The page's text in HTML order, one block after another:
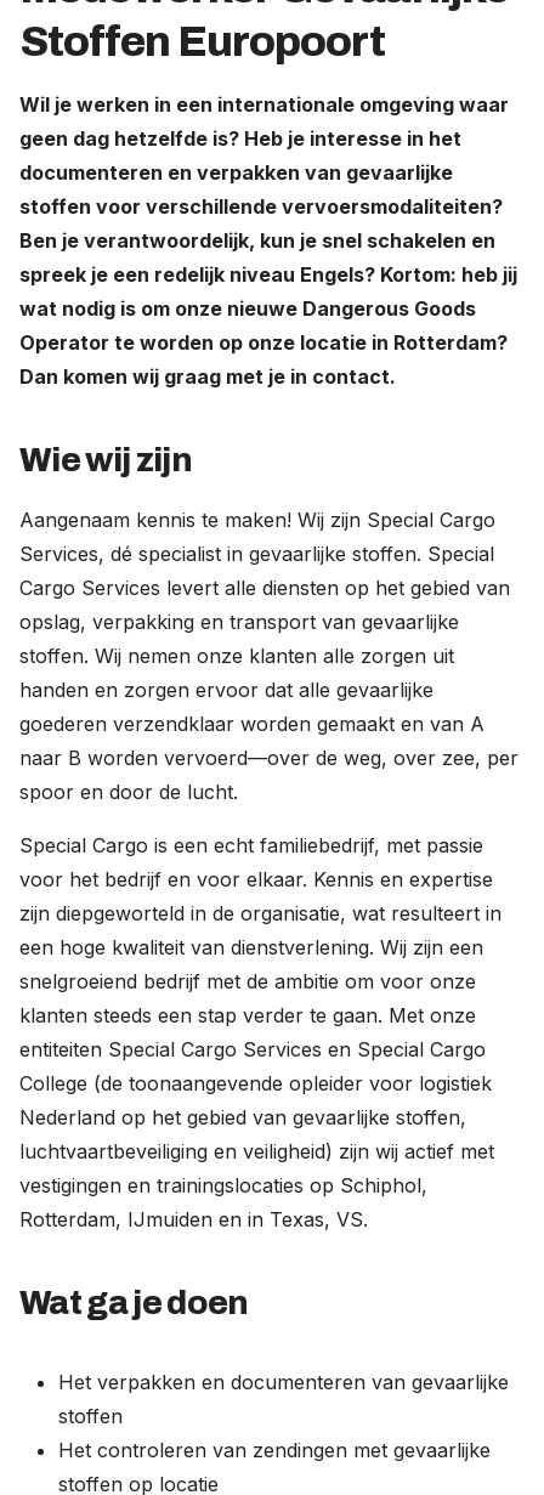
Stoffen Europoort
Wil je werken in een internationale omgeving waar
geen dag hetzelfde is? Heb je interesse in het
documenteren en verpakken van gevaarlijke
stoffen voor verschillende vervoersmodaliteiten?
Ben je verantwoordelijk, kun je snel schakelen en
spreek je een redelijk niveau Engels? Kortom: heb jij
wat nodig is om onze nieuwe Dangerous Goods
Operator te worden op onze locatie in Rotterdam?
Dan komen wij graag met je in contact.
Wie wij zijn
Aangenaam kennis te maken! Wij zijn Special Cargo
Services, dé specialist in gevaarlijke stoffen. Special
Cargo Services levert alle diensten op het gebied van
opslag, verpakking en transport van gevaarlijke
stoffen. Wij nemen onze klanten alle zorgen uit
handen en zorgen ervoor dat alle gevaarlijke
goederen verzendklaar worden gemaakt en van A
naar B worden vervoerd—over de weg, over zee, per
spoor en door de lucht.
Special Cargo is een echt familiebedrijf, met passie
voor het bedrijf en voor elkaar. Kennis en expertise
zijn diepgeworteld in de organisatie, wat resulteert in
een hoge kwaliteit van dienstverlening. Wij zijn een
snelgroeiend bedrijf met de ambitie om voor onze
klanten steeds een stap verder te gaan. Met onze
entiteiten Special Cargo Services en Special Cargo
College (de toonaangevende opleider voor logistiek
Nederland op het gebied van gevaarlijke stoffen,
luchtvaartbeveiliging en veiligheid) zijn wij actief met
vestigingen en trainingslocaties op Schiphol,
Rotterdam, IJmuiden en in Texas, VS.
Wat ga je doen
Het verpakken en documenteren van gevaarlijke
stoffen
Het controleren van zendingen met gevaarlijke
stoffen op locatie
Werken bij
Nederland (Nederlands)
The Netherlands (English)
United States (English)
Deutschland (Deutsch)